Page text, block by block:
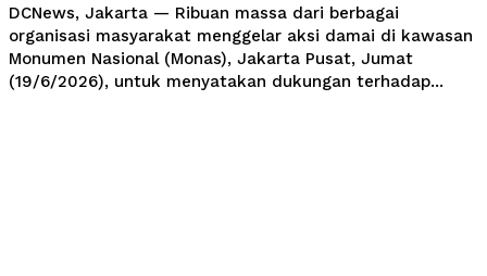
DCNews, Jakarta — Ribuan massa dari berbagai
organisasi masyarakat menggelar aksi damai di kawasan
Monumen Nasional (Monas), Jakarta Pusat, Jumat
(19/6/2026), untuk menyatakan dukungan terhadap...